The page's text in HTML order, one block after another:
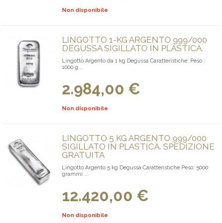
Non disponibile
LINGOTTO 1-KG ARGENTO 999/000
DEGUSSA SIGILLATO IN PLASTICA.
Lingotto Argento da 1 kg Degussa Caratteristiche: Peso :
1000 g...
2.984,00 €
Non disponibile
LINGOTTO 5 KG ARGENTO 999/000
SIGILLATO IN PLASTICA. SPEDIZIONE
GRATUITA
Lingotto Argento 5 kg Degussa Caratteristiche Peso: 5000
grammi ...
12.420,00 €
Non disponibile